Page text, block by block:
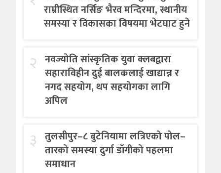
राम्रीस्थित नर्सिङ भैरव मन्दिरमा, स्थानीय
समस्या र विकासका विषयमा भेटघाट हुने
२ नवज्योति सांस्कृतिक युवा क्लबद्वारा
सहाराविहीन दुई बालकलाई खाद्यान्न र
नगद सहयोग, थप सहयोगका लागि
अपिल
३ तुलसीपुर–८ बुटेनियामा लत्रिएको पोल–
तारको समस्या दुर्गा डाँगीको पहलमा
समाधान